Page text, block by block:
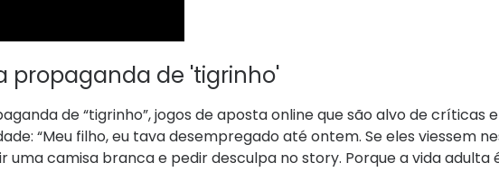
propaganda de 'tigrinho'
de “tigrinho”, jogos de aposta online que são alvo de críticas
“Meu filho, eu tava desempregado até ontem. Se eles viessem
uma camisa branca e pedir desculpa no story. Porque a vida adulta